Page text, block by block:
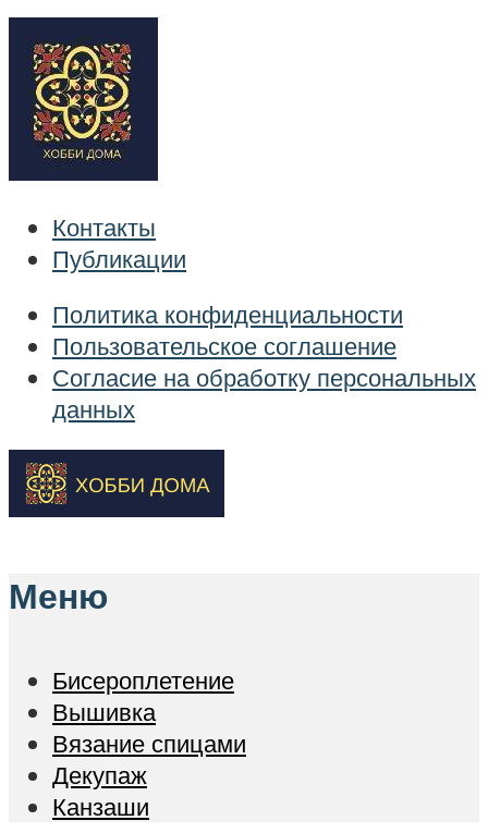
Контакты
Публикации
Политика конфиденциальности
Пользовательское соглашение
Согласие на обработку персональных
данных
Меню
Бисероплетение
Вышивка
Вязание спицами
Декупаж
Канзаши